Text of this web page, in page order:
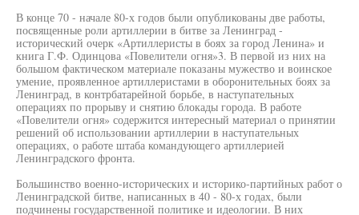
В конце 70 - начале 80-х годов были опубликованы две работы,
посвященные роли артиллерии в битве за Ленинград -
исторический очерк «Артиллеристы в боях за город Ленина» и
книга Г.Ф. Одинцова «Повелители огня»3. В первой из них на
большом фактическом материале показаны мужество и воинское
умение, проявленное артиллеристами в оборонительных боях за
Ленинград, в контрбатарейной борьбе, в наступательных
операциях по прорыву и снятию блокады города. В работе
«Повелители огня» содержится интересный материал о принятии
решений об использовании артиллерии в наступательных
операциях, о работе штаба командующего артиллерией
Ленинградского фронта.
Большинство военно-исторических и историко-партийных работ о
Ленинградской битве, написанных в 40 - 80-х годах, были
подчинены государственной политике и идеологии. В них